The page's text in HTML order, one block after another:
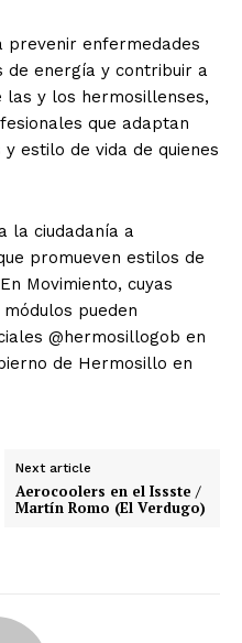
prevenir enfermedades
de energía y contribuir a
las y los hermosillenses,
que adaptan
estilo de vida de quienes
la ciudadanía a
promueven estilos de
Movimiento, cuyas
pueden
@hermosillogob en
de Hermosillo en
Next article
Aerocoolers en el Issste /
Martín Romo (El Verdugo)